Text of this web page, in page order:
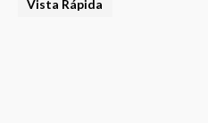
Vista Rápida